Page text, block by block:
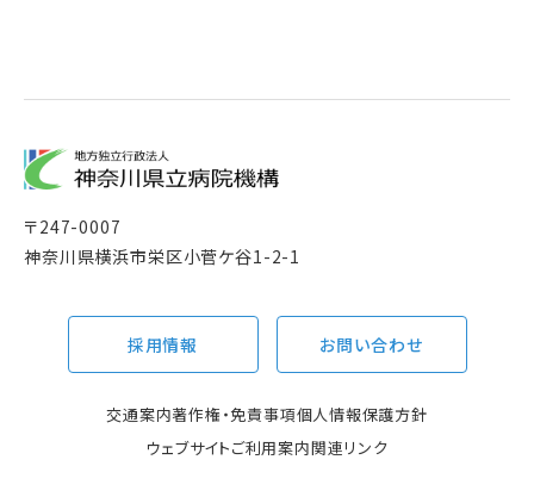
〒247-0007
神奈川県横浜市栄区小菅ケ谷1-2-1
採用情報 お問い合わせ
交通案内著作権・免責事項個人情報保護方針
ウェブサイトご利用案内関連リンク